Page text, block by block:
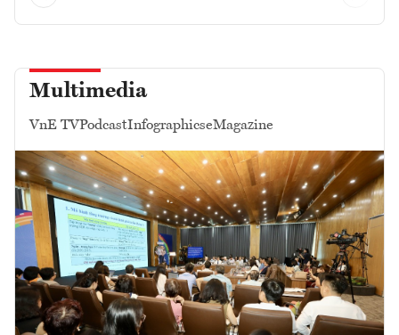
Multimedia
VnE TVPodcastInfographicseMagazine